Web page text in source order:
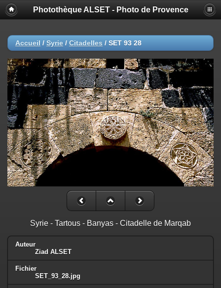
Photothèque ALSET - Photo de Provence
Accueil / Syrie / Citadelles / SET 93 28
Syrie - Tartous - Banyas - Citadelle de Marqab
Auteur
Ziad ALSET
Fichier
SET_93_28.jpg